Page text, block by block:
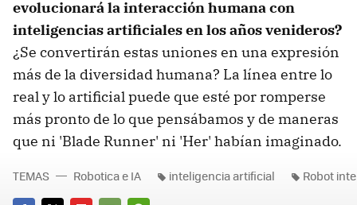
evolucionará la interacción humana con
inteligencias artificiales en los años venideros?
¿Se convertirán estas uniones en una expresión
más de la diversidad humana? La línea entre lo
real y lo artificial puede que esté por romperse
más pronto de lo que pensábamos y de maneras
que ni 'Blade Runner' ni 'Her' habían imaginado.
TEMAS Robotica e IA inteligencia artificial Robot